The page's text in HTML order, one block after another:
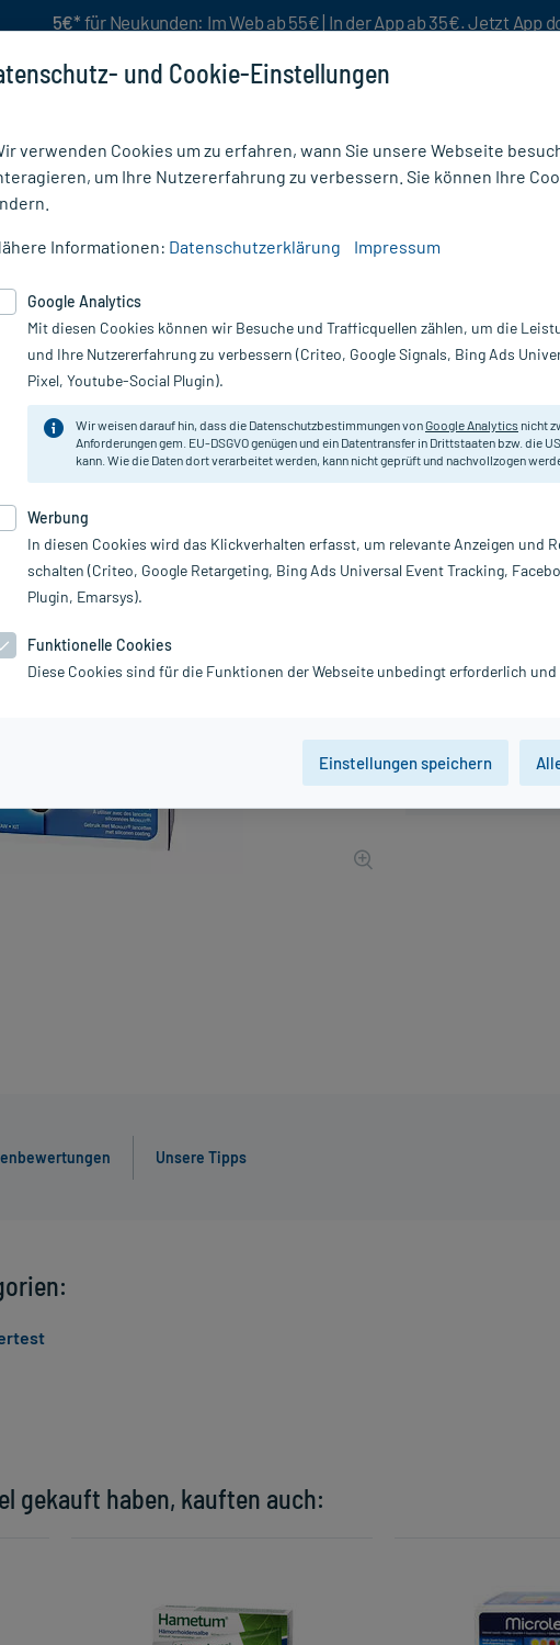
5€* für Neukunden: Im Web ab 55€ | In der App ab 35€. Jetzt App
Nur für kurze Zeit:Gratis-Versand* ab 19€
1 St
sichern
22,23 €
Stechhilfe zur sanften
Inhalt:
Unsere Tipps
gekauft haben, kauften auch:
und Cookie-Einstellungen
verwenden Cookies um zu erfahren, wann Sie unsere Webseite
um Ihre Nutzererfahrung zu verbessern. Sie können Ihre
Informationen: Datenschutzerklärung Impressum
Google Analytics
Mit diesen Cookies können wir Besuche und Trafficquellen zählen, um die
und Ihre Nutzererfahrung zu verbessern (Criteo, Google Signals, Bing Ads
Pixel, Youtube-Social Plugin).
Wir weisen darauf hin, dass die Datenschutzbestimmungen vonGoogle Analytics nicht
Anforderungen gem. EU-DSGVO genügen und ein Datentransfer in Drittstaaten bzw. die
kann. Wie die Daten dort verarbeitet werden, kann nicht geprüft und nachvollzogen
Werbung
In diesen Cookies wird das Klickverhalten erfasst, um relevante Anzeigen und
schalten (Criteo, Google Retargeting, Bing Ads Universal Event Tracking,
Plugin, Emarsys).
Funktionelle Cookies
Diese Cookies sind für die Funktionen der Webseite unbedingt erforderlich
Einstellungen speichern